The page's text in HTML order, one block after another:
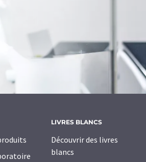
LIVRES BLANCS
Découvrir des livres
blancs